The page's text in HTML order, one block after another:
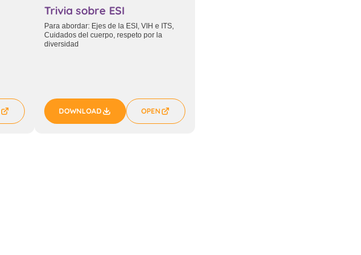
Trivia sobre ESI
Para abordar: Ejes de la ESI, VIH e ITS,
Cuidados del cuerpo, respeto por la
diversidad
DOWNLOAD OPEN